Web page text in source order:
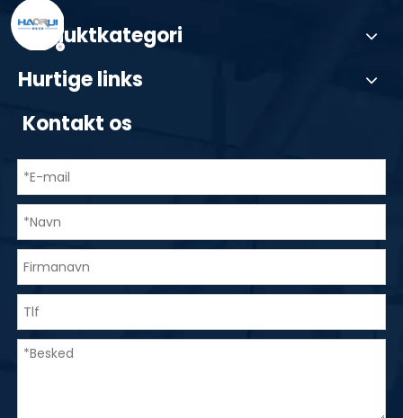
Produktkategori
Hurtige links
Kontakt os